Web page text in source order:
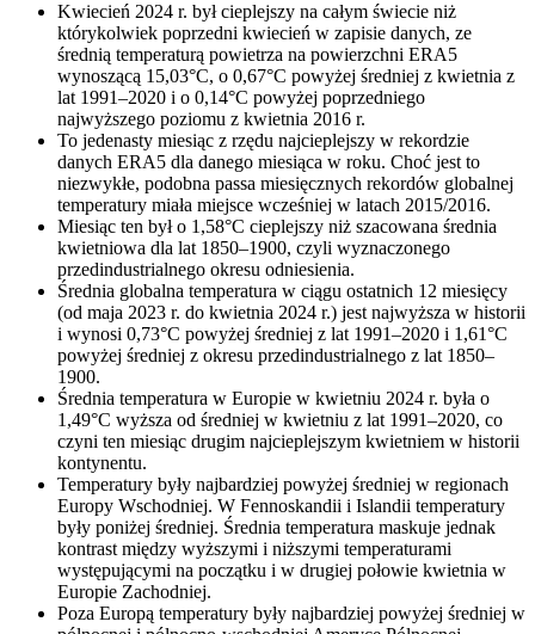
Kwiecień 2024 r. był cieplejszy na całym świecie niż
którykolwiek poprzedni kwiecień w zapisie danych, ze
średnią temperaturą powietrza na powierzchni ERA5
wynoszącą 15,03°C, o 0,67°C powyżej średniej z kwietnia z
lat 1991–2020 i o 0,14°C powyżej poprzedniego
najwyższego poziomu z kwietnia 2016 r.
To jedenasty miesiąc z rzędu najcieplejszy w rekordzie
danych ERA5 dla danego miesiąca w roku. Choć jest to
niezwykłe, podobna passa miesięcznych rekordów globalnej
temperatury miała miejsce wcześniej w latach 2015/2016.
Miesiąc ten był o 1,58°C cieplejszy niż szacowana średnia
kwietniowa dla lat 1850–1900, czyli wyznaczonego
przedindustrialnego okresu odniesienia.
Średnia globalna temperatura w ciągu ostatnich 12 miesięcy
(od maja 2023 r. do kwietnia 2024 r.) jest najwyższa w historii
i wynosi 0,73°C powyżej średniej z lat 1991–2020 i 1,61°C
powyżej średniej z okresu przedindustrialnego z lat 1850–
1900.
Średnia temperatura w Europie w kwietniu 2024 r. była o
1,49°C wyższa od średniej w kwietniu z lat 1991–2020, co
czyni ten miesiąc drugim najcieplejszym kwietniem w historii
kontynentu.
Temperatury były najbardziej powyżej średniej w regionach
Europy Wschodniej. W Fennoskandii i Islandii temperatury
były poniżej średniej. Średnia temperatura maskuje jednak
kontrast między wyższymi i niższymi temperaturami
występującymi na początku i w drugiej połowie kwietnia w
Europie Zachodniej.
Poza Europą temperatury były najbardziej powyżej średniej w